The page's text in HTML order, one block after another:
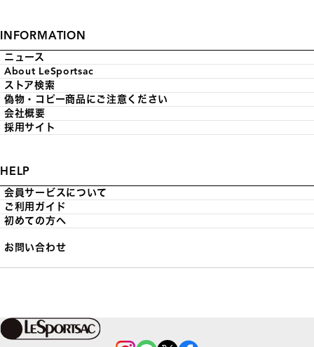
INFORMATION
ニュース
About LeSportsac
ストア検索
偽物・コピー商品にご注意ください
会社概要
採用サイト
HELP
会員サービスについて
ご利用ガイド
初めての方へ
お問い合わせ